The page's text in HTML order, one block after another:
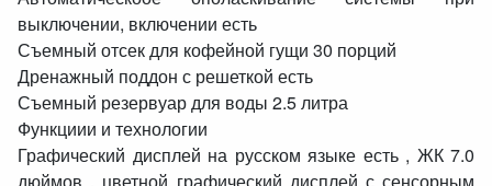
выключении, включении есть
Съемный отсек для кофейной гущи 30 порций
Дренажный поддон с решеткой есть
Съемный резервуар для воды 2.5 литра
Функциии и технологии
Графический дисплей на русском языке есть , ЖК 7.0